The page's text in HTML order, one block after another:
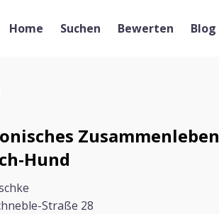
Home Suchen Bewerten Blog
Zusammenleben
Hund
Straße 28